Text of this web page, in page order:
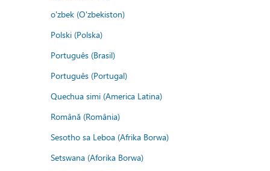
o'zbek (O'zbekiston)
Polski (Polska)
Português (Brasil)
Português (Portugal)
Quechua simi (America Latina)
Română (România)
Sesotho sa Leboa (Afrika Borwa)
Setswana (Aforika Borwa)